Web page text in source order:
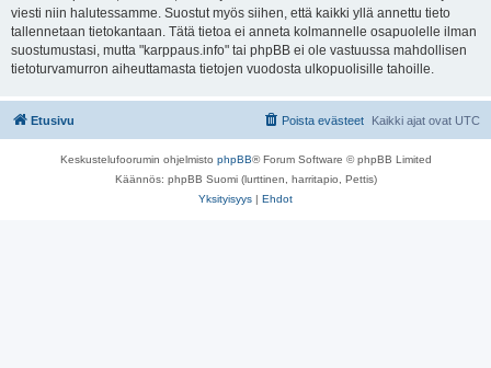
viesti niin halutessamme. Suostut myös siihen, että kaikki yllä annettu tieto
tallennetaan tietokantaan. Tätä tietoa ei anneta kolmannelle osapuolelle ilman
suostumustasi, mutta "karppaus.info" tai phpBB ei ole vastuussa mahdollisen
tietoturvamurron aiheuttamasta tietojen vuodosta ulkopuolisille tahoille.
Etusivu Kaikki ajat ovat UTC
Poista evästeet
Keskustelufoorumin ohjelmisto phpBB® Forum Software © phpBB Limited
Käännös: phpBB Suomi (lurttinen, harritapio, Pettis)
Yksityisyys | Ehdot